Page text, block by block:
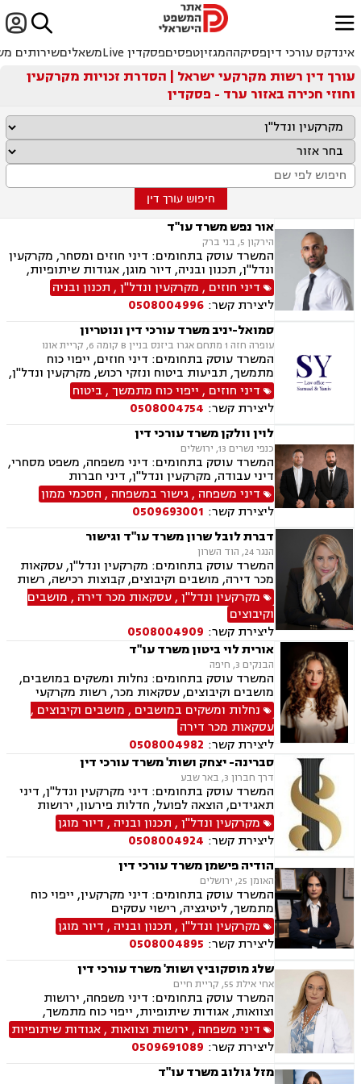

ﱐ
אינדקס עורכי דיןפסיקההמגזיןטפסיםפסקדין Live משאליםשירותים
עורך דין רשות מקרקעי ישראל | הסדרת זכויות מקרקעין
וחוזי חכירה באזור ערד - פסקדין
חיפוש עורך דין
אור נפש משרד עו"ד
הירקון 5, בני ברק
המשרד עוסק בתחומים: דיני חוזים ומסחר, מקרקעין
ונדל"ן, תכנון ובניה, דיור מוגן, אגודות שיתופיות,
ליקויי בנייה מושבים וקיבוצים, פינוי בינוי, קבוצות
רכישה, עסקאות מכר דירה, פינוי מושכר, הפקעת
קרקעות, מגרשים לבניה דיירות מוגנת, נחלות
ומשקים במושבים, רשות מקרקעי ישראל, צווי
הריסה, רישום קבלנים, בתים משותפים נדל"ן
ביהודה ושומרון, דיני תאגידים, אזרחי מסחרי, נזקי
רכוש.
דיני חוזים , מקרקעין ונדל"ן, תכנון ובניה
ליצירת קשר: 0508004996
סמואל-יניב משרד עורכי דין ונוטריון
עופרה חזה 1 מתחם אגרו ביזנס בניין B קומה 6, קריית אונו
המשרד עוסק בתחומים: דיני חוזים, ייפוי כוח
מתמשך, תביעות ביטוח ונזקי רכוש, מקרקעין ונדל"ן,
תמ"א 38, לשון הרע, ירושות וצוואות, מושבים
וקיבוצים, קבוצות רכישה, ליקוי בניה, פינוי בינוי,
פינוי מושכר, עסקאות מכר דירה, מגרשים לבניה,
נחלות ומשקים במושבים, רשות מקרקעי ישראל,
העברה בין דורית, בן ממשיך, נזקי גוף ותאונות,
תאונות דרכים, תאונות עבודה, תאונות תלמידים,
אובדן כושר עבודה, תאונות עקב רשלנות.
דיני חוזים , ייפוי כוח מתמשך, ביטוח
ליצירת קשר: 0508004754
לוין וולקן משרד עורכי דין
כנפי נשרים 13, ירושלים
המשרד עוסק בתחומים: דיני משפחה, משפט מסחרי,
דיני עבודה, מקרקעין ונדל"ן, דיני חברות
דיני משפחה ,גישור במשפחה , הסכמי ממון
ליצירת קשר: 0509693001
דברת לובל שרון משרד עו"ד וגישור
הנגר 24, הוד השרון
המשרד עוסק בתחומים: מקרקעין ונדל"ן, עסקאות
מכר דירה, מושבים וקיבוצים, קבוצות רכישה, רשות
מקרקעי ישראל, בתים משותפים, מיסוי נדלן, ייפוי
כוח מתמשך, ירושות וצוואות, גישור, הסכמי ממון,
העברה בין דורית.
מקרקעין ונדל"ן,עסקאות מכר דירה , מושבים
וקיבוצים
ליצירת קשר: 0508004909
אורית לוי ביטון משרד עו"ד
הבנקים 3, חיפה
המשרד עוסק בתחומים: נחלות ומשקים במושבים,
מושבים וקיבוצים, עסקאות מכר, רשות מקרקעי
ישראל, מיסוי מקרקעין, הסדרת נחלות, עסקאות
פל"ח (פעילות לא חקלאית), ייפוי כוח מתמשך,
ירושות וצוואות.
נחלות ומשקים במושבים , מושבים וקיבוצים ,
עסקאות מכר דירה
ליצירת קשר: 0508004982
סברינה- יצחק ושות' משרד עורכי דין
דרך חברון 3, באר שבע
המשרד עוסק בתחומים: דיני מקרקעין ונדל"ן, דיני
תאגידים, הוצאה לפועל, חדלות פירעון, ירושות
וצוואת.
מקרקעין ונדל"ן, תכנון ובניה , דיור מוגן
ליצירת קשר: 0508004924
הודיה פישמן משרד עורכי דין
האומן 25, ירושלים
המשרד עוסק בתחומים: דיני מקרקעין, ייפוי כוח
מתמשך, ליטיגציה, רישוי עסקים
מקרקעין ונדל"ן, תכנון ובניה , דיור מוגן
ליצירת קשר: 0508004895
שלג מוסקוביץ ושות' משרד עורכי דין
אחי אילת 55, קריית חיים
המשרד עוסק בתחומים: דיני משפחה, ירושות
וצוואות, אגודות שיתופיות, ייפוי כוח מתמשך,
מושבים וקיבוצים, מקרקעין ונדל"ן, עסקאות מכר
דירה, נחלות ומשקים במושבים, רשות מקרקעי
ישראל
דיני משפחה , ירושות וצוואות ,אגודות שיתופיות
ליצירת קשר: 0509691089
מזל גולוב משרד עו"ד